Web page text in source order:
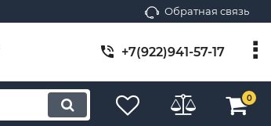
Обратная связь
+7(922)941-57-17
0